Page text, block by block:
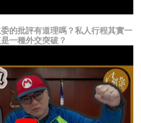
的批評有道理嗎？私人行程其實一
一種外交突破？